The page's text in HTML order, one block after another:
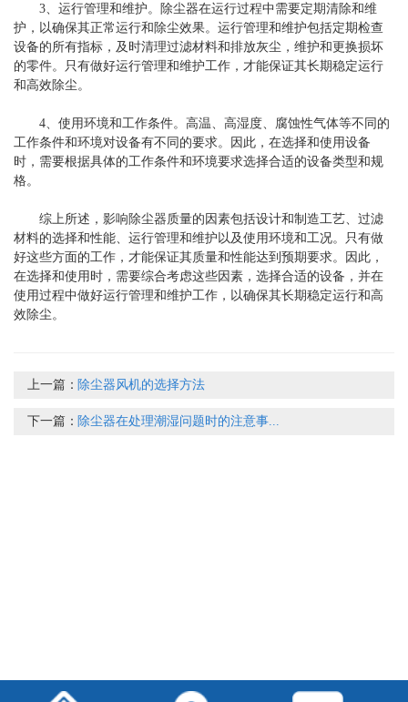
3、运行管理和维护。除尘器在运行过程中需要定期清除和维
护，以确保其正常运行和除尘效果。运行管理和维护包括定期检查
设备的所有指标，及时清理过滤材料和排放灰尘，维护和更换损坏
的零件。只有做好运行管理和维护工作，才能保证其长期稳定运行
和高效除尘。
4、使用环境和工作条件。高温、高湿度、腐蚀性气体等不同的
工作条件和环境对设备有不同的要求。因此，在选择和使用设备
时，需要根据具体的工作条件和环境要求选择合适的设备类型和规
格。
综上所述，影响除尘器质量的因素包括设计和制造工艺、过滤
材料的选择和性能、运行管理和维护以及使用环境和工况。只有做
好这些方面的工作，才能保证其质量和性能达到预期要求。因此，
在选择和使用时，需要综合考虑这些因素，选择合适的设备，并在
使用过程中做好运行管理和维护工作，以确保其长期稳定运行和高
效除尘。
上一篇： 除尘器风机的选择方法
下一篇： 除尘器在处理潮湿问题时的注意事...